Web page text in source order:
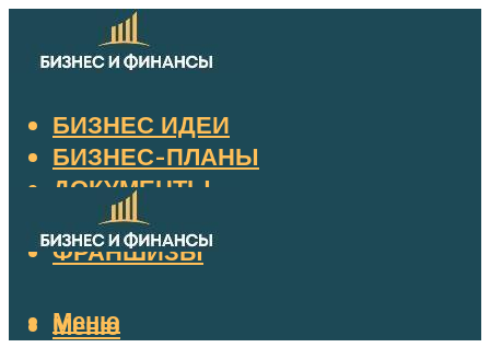
БИЗНЕС ИДЕИ
БИЗНЕС-ПЛАНЫ
ДОКУМЕНТЫ
НАЛОГИ
ФРАНШИЗЫ
Меню
Меню